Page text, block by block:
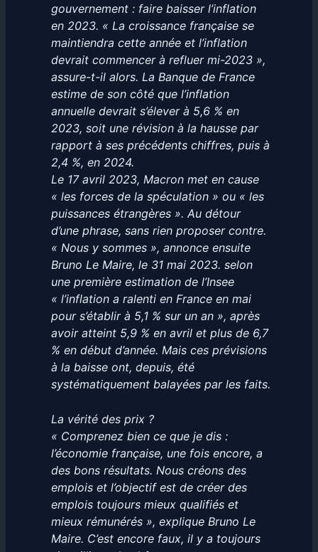
gouvernement : faire baisser l’inflation
en 2023. « La croissance française se
maintiendra cette année et l’inflation
devrait commencer à refluer mi-2023 »,
assure-t-il alors. La Banque de France
estime de son côté que l’inflation
annuelle devrait s’élever à 5,6 % en
2023, soit une révision à la hausse par
rapport à ses précédents chiffres, puis à
2,4 %, en 2024.
Le 17 avril 2023, Macron met en cause
« les forces de la spéculation » ou « les
puissances étrangères ». Au détour
d’une phrase, sans rien proposer contre.
« Nous y sommes », annonce ensuite
Bruno Le Maire, le 31 mai 2023. selon
une première estimation de l’Insee
« l’inflation a ralenti en France en mai
pour s’établir à 5,1 % sur un an », après
avoir atteint 5,9 % en avril et plus de 6,7
% en début d’année. Mais ces prévisions
à la baisse ont, depuis, été
systématiquement balayées par les faits.
La vérité des prix ?
« Comprenez bien ce que je dis :
l’économie française, une fois encore, a
des bons résultats. Nous créons des
emplois et l’objectif est de créer des
emplois toujours mieux qualifiés et
mieux rémunérés », explique Bruno Le
Maire. C’est encore faux, il y a toujours